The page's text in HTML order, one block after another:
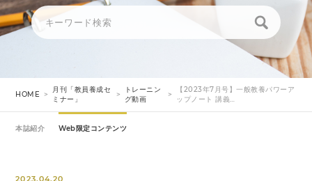
HOME
月刊「教員養成セ
ミナー」
トレーニン
グ動画
【2023年7月号】一般教養パワーア
ップノート 講義…
本誌紹介 Web限定コンテンツ
2023.04.20